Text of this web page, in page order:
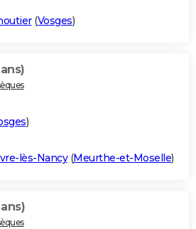
(Vosges)
)
lès-Nancy(Meurthe-et-Moselle)